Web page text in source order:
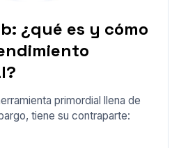
¿qué es y cómo
primordial llena de
tiene su contraparte: